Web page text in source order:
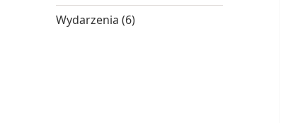
Wydarzenia (6)